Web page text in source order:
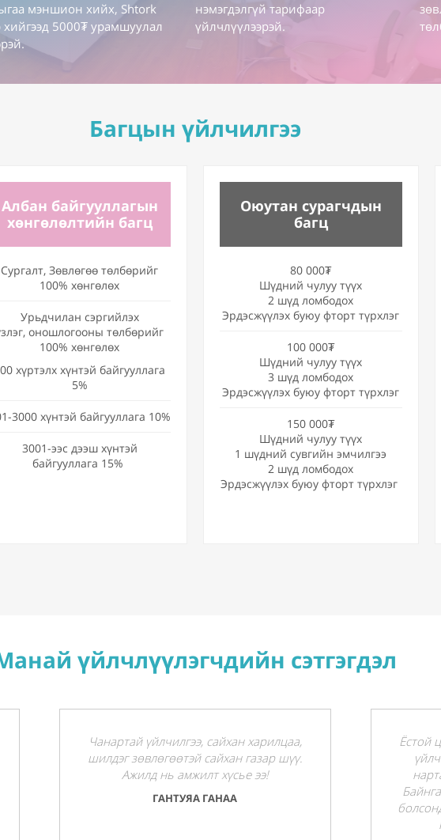
мэншион хийх, Shtork
5000₮ урамшуулал
нэмэгдэлгүй тарифаар
үйлчлүүлээрэй.
Багцын үйлчилгээ
Албан байгууллагын
хөнгөлөлтийн багц
Сургалт, Зөвлөгөө төлбөрийг
100% хөнгөлөх
Урьдчилан сэргийлэх
оношлогооны төлбөрийг
100% хөнгөлөх
хүртэлх хүнтэй байгууллага
5%
3000 хүнтэй байгууллага 10%
3001-ээс дээш хүнтэй
байгууллага 15%
Оюутан сурагчдын
багц
80 000₮
Шүдний чулуу түүх
2 шүд ломбодох
Эрдэсжүүлэх буюу фторт түрхлэг
100 000₮
Шүдний чулуу түүх
3 шүд ломбодох
Эрдэсжүүлэх буюу фторт түрхлэг
150 000₮
Шүдний чулуу түүх
1 шүдний сувгийн эмчилгээ
2 шүд ломбодох
Эрдэсжүүлэх буюу фторт түрхлэг
үйлчлүүлэгчдийн сэтгэгдэл
Чанартай үйлчилгээ, сайхан харилцаа,
шилдэг зөвлөгөөтэй сайхан газар шүү.
Ажилд нь амжилт хүсье ээ!
ГАНТУЯА ГАНАА
Ёстой